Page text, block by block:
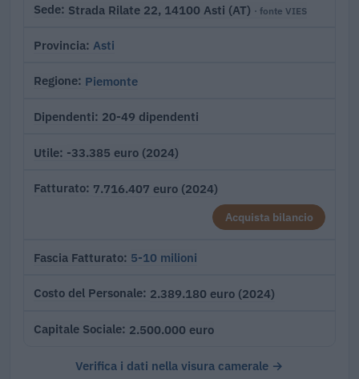
Sede Strada Rilate 22, 14100 Asti (AT) · fonte VIES
Provincia Asti
Regione Piemonte
Dipendenti 20-49 dipendenti
Utile -33.385 euro (2024)
Fatturato 7.716.407 euro (2024)
Acquista bilancio
Fascia Fatturato 5-10 milioni
Costo del Personale 2.389.180 euro (2024)
Capitale Sociale 2.500.000 euro
Verifica i dati nella visura camerale →